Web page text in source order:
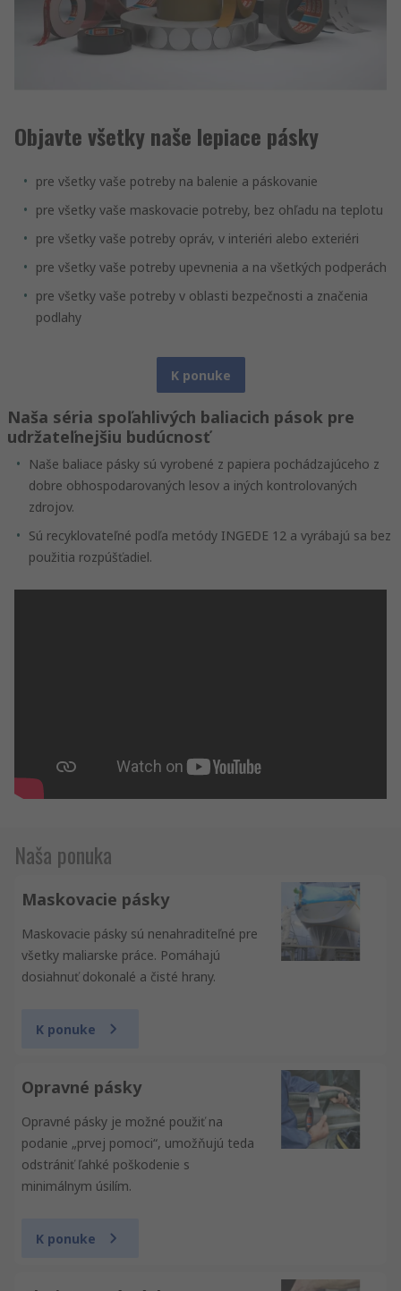
Objavte všetky naše lepiace pásky
pre všetky vaše potreby na balenie a páskovanie
pre všetky vaše maskovacie potreby, bez ohľadu na teplotu
pre všetky vaše potreby opráv, v interiéri alebo exteriéri
pre všetky vaše potreby upevnenia a na všetkých podperách
pre všetky vaše potreby v oblasti bezpečnosti a značenia
podlahy
K ponuke
Naša séria spoľahlivých baliacich pások pre
udržateľnejšiu budúcnosť
Naše baliace pásky sú vyrobené z papiera pochádzajúceho z
dobre obhospodarovaných lesov a iných kontrolovaných
zdrojov.
Sú recyklovateľné podľa metódy INGEDE 12 a vyrábajú sa bez
použitia rozpúšťadiel.
Naša ponuka
Maskovacie pásky
Maskovacie pásky sú nenahraditeľné pre
všetky maliarske práce. Pomáhajú
dosiahnuť dokonalé a čisté hrany.
K ponuke
Opravné pásky
Opravné pásky je možné použiť na
podanie „prvej pomoci“, umožňujú teda
odstrániť ľahké poškodenie s
minimálnym úsilím.
K ponuke